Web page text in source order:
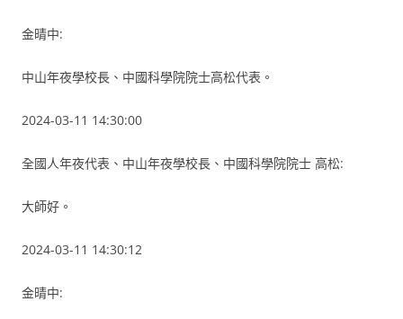
金晴中:
中山年夜學校長、中國科學院院士高松代表。
2024-03-11 14:30:00
全國人年夜代表、中山年夜學校長、中國科學院院士 高松:
大師好。
2024-03-11 14:30:12
金晴中: